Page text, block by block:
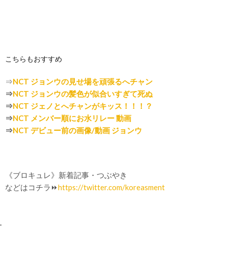
こちらもおすすめ
⇒NCT ジョンウの見せ場を頑張るへチャン
⇒NCT ジョンウの髪色が似合いすぎて死ぬ
⇒NCT ジェノとへチャンがキッス！！！？
⇒NCT メンバー順にお水リレー 動画
⇒NCT デビュー前の画像/動画 ジョンウ
《ブロキュレ》新着記事・つぶやき
などはコチラ⏩https://twitter.com/koreasment